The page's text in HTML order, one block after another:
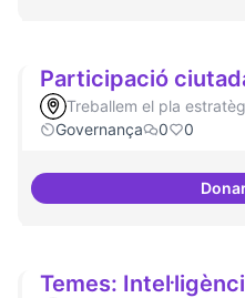
Participació
Treballem el pla
Governança
0 0
Temes: